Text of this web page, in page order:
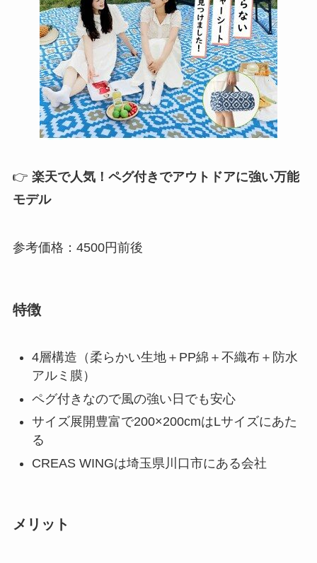
👉 楽天で人気！ペグ付きでアウトドアに強い万能
モデル
参考価格：4500円前後
特徴
4層構造（柔らかい生地＋PP綿＋不織布＋防水
アルミ膜）
ペグ付きなので風の強い日でも安心
サイズ展開豊富で200×200cmはLサイズにあた
る
CREAS WINGは埼玉県川口市にある会社
メリット